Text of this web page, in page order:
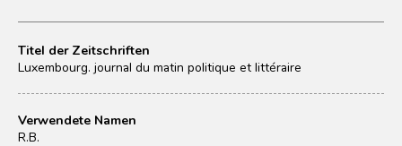
Titel der Zeitschriften
Luxembourg. journal du matin politique et littéraire
Verwendete Namen
R.B.